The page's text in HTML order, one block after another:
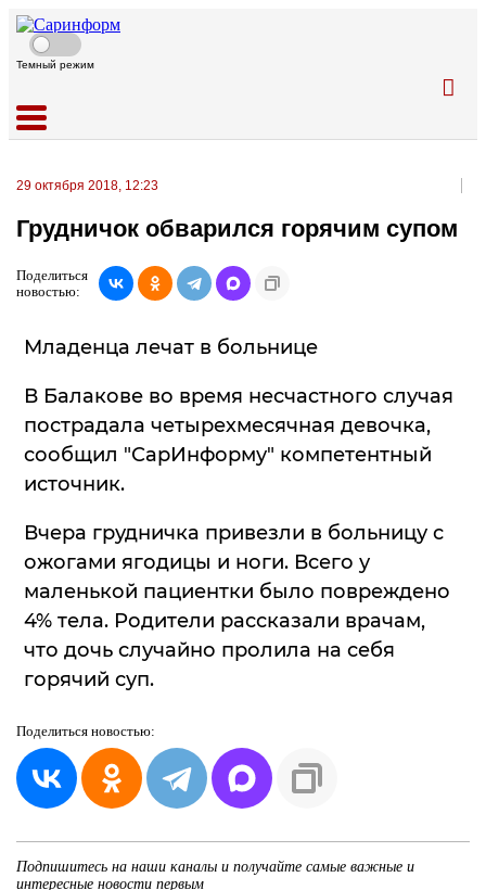
Темный режим
29 октября 2018, 12:23
Грудничок обварился горячим супом
Поделиться
новостью:
Младенца лечат в больнице
В Балакове во время несчастного случая
пострадала четырехмесячная девочка,
сообщил "СарИнформу" компетентный
источник.
Вчера грудничка привезли в больницу с
ожогами ягодицы и ноги. Всего у
маленькой пациентки было повреждено
4% тела. Родители рассказали врачам,
что дочь случайно пролила на себя
горячий суп.
Поделиться новостью:
Подпишитесь на наши каналы и получайте самые важные и
интересные новости первым